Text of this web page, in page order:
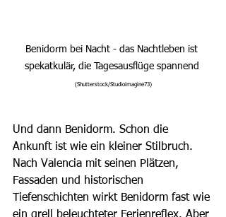
Benidorm bei Nacht - das Nachtleben ist
spekatkulär, die Tagesausflüge spannend
(Shutterstock/Studioimagine73)
Und dann Benidorm. Schon die
Ankunft ist wie ein kleiner Stilbruch.
Nach Valencia mit seinen Plätzen,
Fassaden und historischen
Tiefenschichten wirkt Benidorm fast wie